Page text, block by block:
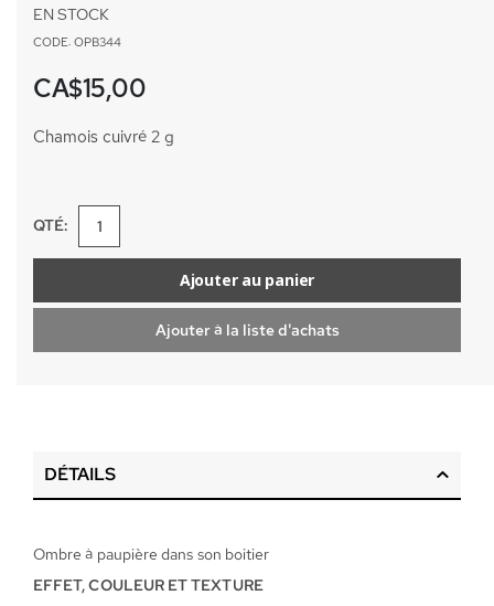
d’images
EN STOCK
CODE: OPB344
CA$15,00
Chamois cuivré 2 g
QTÉ:
Ajouter au panier
Ajouter à la liste d'achats
DÉTAILS
Ombre à paupière dans son boitier
EFFET, COULEUR ET TEXTURE